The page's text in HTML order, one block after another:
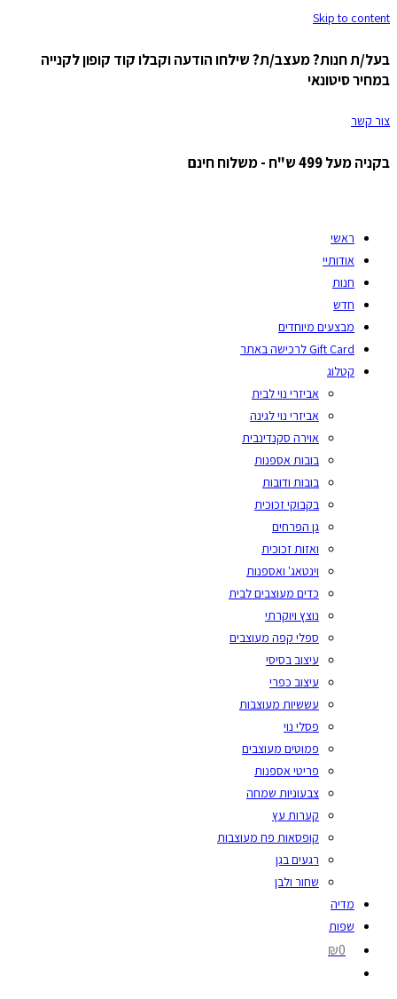
Skip to content
בעל/ת חנות? מעצב/ת? שילחו הודעה וקבלו קוד קופון לקנייה
במחיר סיטונאי
צור קשר
בקניה מעל 499 ש"ח - משלוח חינם
ראשי
אודותיי
חנות
חדש
מבצעים מיוחדים
Gift Card לרכישה באתר
קטלוג
אביזרי נוי לבית
אביזרי נוי לגינה
אוירה סקנדינבית
בובות אספנות
בובות ודובות
בקבוקי זכוכית
גן הפרחים
ואזות זכוכית
וינטאג' ואספנות
כדים מעוצבים לבית
נוצץ ויוקרתי
ספלי קפה מעוצבים
עיצוב בסיסי
עיצוב כפרי
עששיות מעוצבות
פסלי נוי
פמוטים מעוצבים
פריטי אספנות
צבעוניות שמחה
קערות עץ
קופסאות פח מעוצבות
רגעים בגן
שחור ולבן
מדיה
שפות
₪0